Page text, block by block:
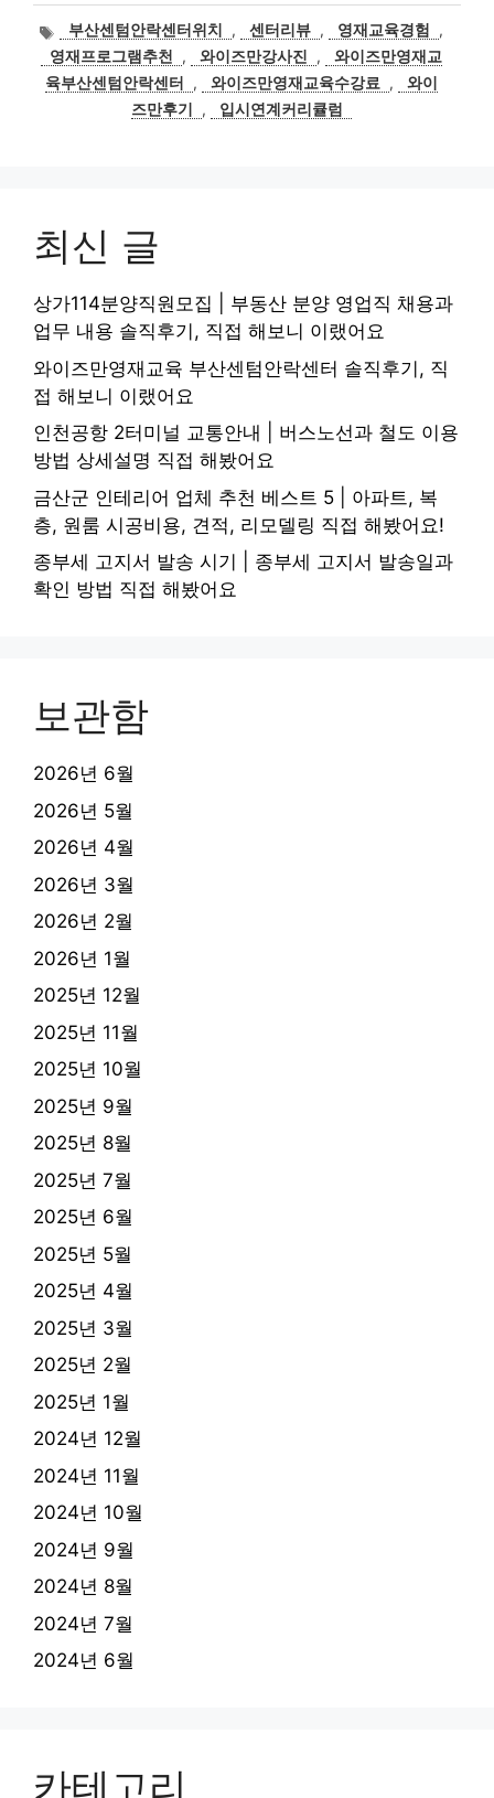
태
그
부산센텀안락센터위치 , 센터리뷰 , 영재교육경험
,
영재프로그램추천
, 와이즈만강사진 ,
와이즈만영재교
육부산센텀안락센터
, 와이즈만영재교육수강료 ,
와이
즈만후기
, 입시연계커리큘럼
최신 글
상가114분양직원모집 | 부동산 분양 영업직 채용과
업무 내용 솔직후기, 직접 해보니 이랬어요
와이즈만영재교육 부산센텀안락센터 솔직후기, 직
접 해보니 이랬어요
인천공항 2터미널 교통안내 | 버스노선과 철도 이용
방법 상세설명 직접 해봤어요
금산군 인테리어 업체 추천 베스트 5 | 아파트, 복
층, 원룸 시공비용, 견적, 리모델링 직접 해봤어요!
종부세 고지서 발송 시기 | 종부세 고지서 발송일과
확인 방법 직접 해봤어요
보관함
2026년 6월
2026년 5월
2026년 4월
2026년 3월
2026년 2월
2026년 1월
2025년 12월
2025년 11월
2025년 10월
2025년 9월
2025년 8월
2025년 7월
2025년 6월
2025년 5월
2025년 4월
2025년 3월
2025년 2월
2025년 1월
2024년 12월
2024년 11월
2024년 10월
2024년 9월
2024년 8월
2024년 7월
2024년 6월
카테고리